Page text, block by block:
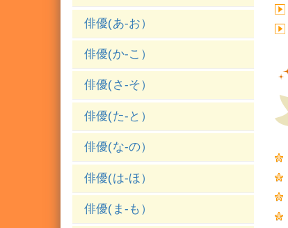
俳優(あ-お）
俳優(か-こ）
俳優(さ-そ）
俳優(た-と）
俳優(な-の）
俳優(は-ほ）
俳優(ま-も）